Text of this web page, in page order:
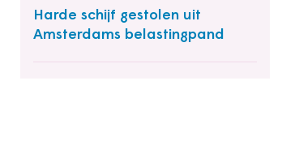
Harde schijf gestolen uit
Amsterdams belastingpand